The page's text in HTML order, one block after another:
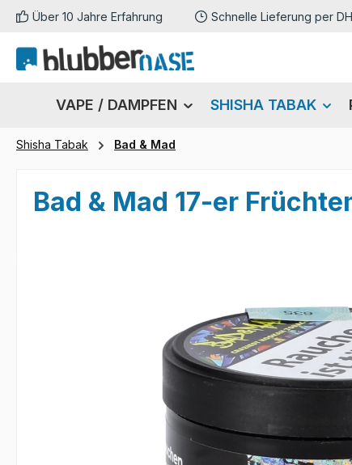
Hauptinhalt springen
Zur Suche springen
Zur Hauptnavigation springen
Über 10 Jahre Erfahrung Schnelle Lieferung per
VAPE / DAMPFEN SHISHA TABAK
Shisha Tabak Bad & Mad
Bad & Mad 17-er